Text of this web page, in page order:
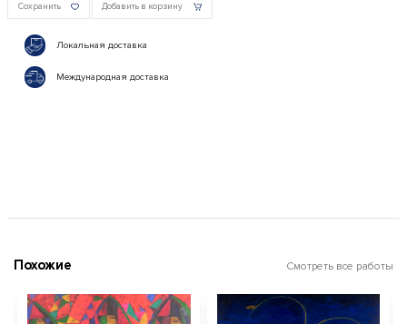
Сохранить Добавить в корзину
Локальная доставка
Международная доставка
Похожие Смотреть все работы